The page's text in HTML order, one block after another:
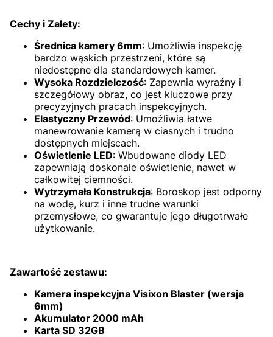
Cechy i Zalety:
Średnica kamery 6mm: Umożliwia inspekcję
bardzo wąskich przestrzeni, które są
niedostępne dla standardowych kamer.
Wysoka Rozdzielczość: Zapewnia wyraźny i
szczegółowy obraz, co jest kluczowe przy
precyzyjnych pracach inspekcyjnych.
Elastyczny Przewód: Umożliwia łatwe
manewrowanie kamerą w ciasnych i trudno
dostępnych miejscach.
Oświetlenie LED: Wbudowane diody LED
zapewniają doskonałe oświetlenie, nawet w
całkowitej ciemności.
Wytrzymała Konstrukcja: Boroskop jest odporny
na wodę, kurz i inne trudne warunki
przemysłowe, co gwarantuje jego długotrwałe
użytkowanie.
Zawartość zestawu:
Kamera inspekcyjna Visixon Blaster (wersja
6mm)
Akumulator 2000 mAh
Karta SD 32GB